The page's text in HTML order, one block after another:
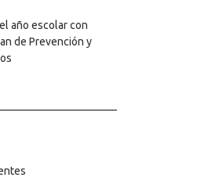
año escolar con
de Prevención y